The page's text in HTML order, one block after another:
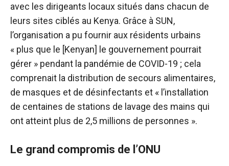
avec les dirigeants locaux situés dans chacun de
leurs sites ciblés au Kenya. Grâce à SUN,
l’organisation a pu fournir aux résidents urbains
« plus que le [Kenyan] le gouvernement pourrait
gérer » pendant la pandémie de COVID-19 ; cela
comprenait la distribution de secours alimentaires,
de masques et de désinfectants et « l’installation
de centaines de stations de lavage des mains qui
ont atteint plus de 2,5 millions de personnes ».
Le grand compromis de l’ONU